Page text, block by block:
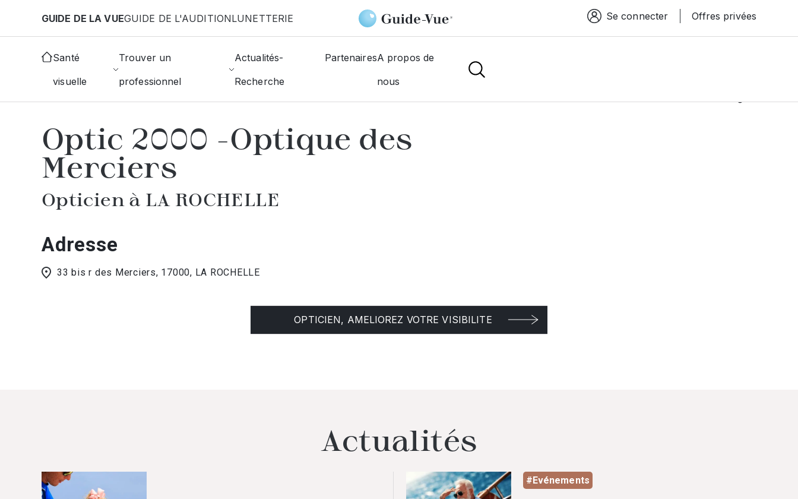
GUIDE DE LA VUEGUIDE DE L'AUDITIONLUNETTERIE Espace connexion
Se connecter Offres privées
Santé
visuelle
Trouver un
professionnel
Actualités-
Recherche
PartenairesA propos de
nous
Accueil Choisir mon opticien La Rochelle Optic 2000
Optic 2000 -Optique des
Merciers
Opticien à LA ROCHELLE
Adresse
33 bis r des Merciers, 17000, LA ROCHELLE
OPTICIEN, AMELIOREZ VOTRE VISIBILITE
Actualités
#Evénements